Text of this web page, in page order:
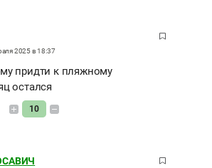
2025 в 18:37
придти к пляжному
остался
10